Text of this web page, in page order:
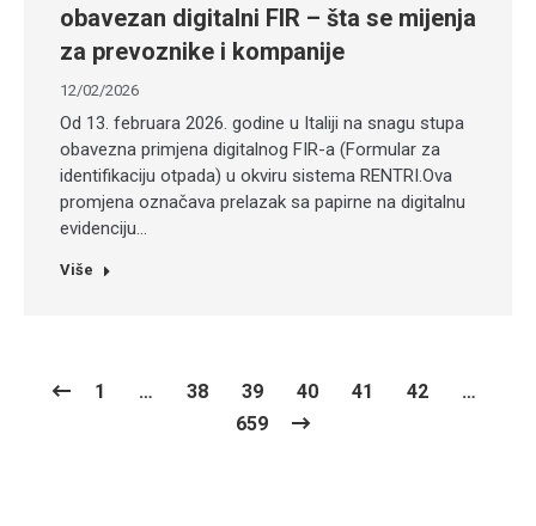
obavezan digitalni FIR – šta se mijenja
za prevoznike i kompanije
12/02/2026
Od 13. februara 2026. godine u Italiji na snagu stupa
obavezna primjena digitalnog FIR-a (Formular za
identifikaciju otpada) u okviru sistema RENTRI.Ova
promjena označava prelazak sa papirne na digitalnu
evidenciju…
Više
1 … 38 39 40 41 42
…
659